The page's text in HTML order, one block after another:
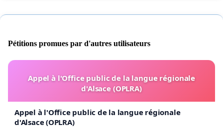
Pétitions promues par d'autres utilisateurs
Appel à l'Office public de la langue régionale
d'Alsace (OPLRA)
Appel à l'Office public de la langue régionale
d'Alsace (OPLRA)